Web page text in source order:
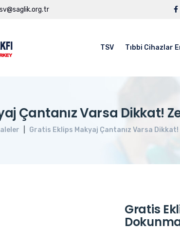
TSV Tıbbi Cihazlar
Çantanız Varsa Dikkat!
Gratis Eklips Makyaj Çantanız Varsa Dikkat!
Gratis